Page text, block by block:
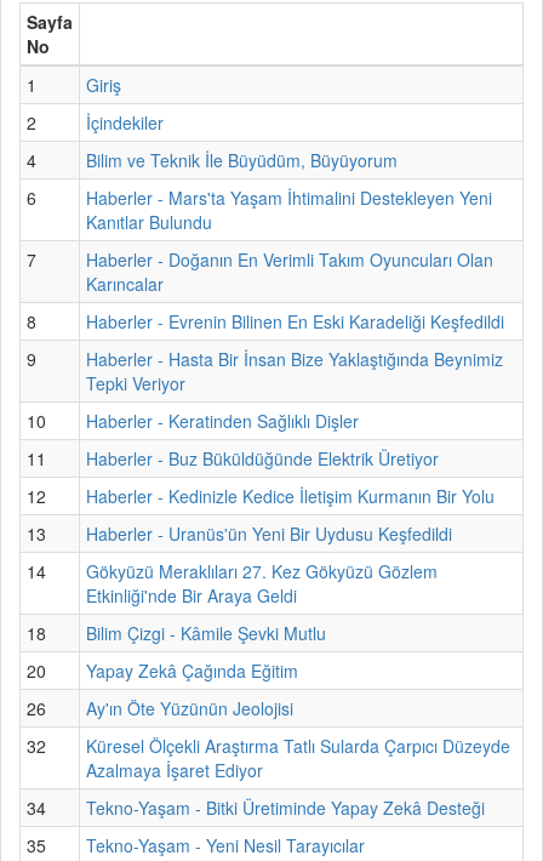
Sayfa
No
1
Giriş
2
İçindekiler
4
Bilim ve Teknik İle Büyüdüm, Büyüyorum
6
Haberler - Mars'ta Yaşam İhtimalini Destekleyen Yeni
Kanıtlar Bulundu
7
Haberler - Doğanın En Verimli Takım Oyuncuları Olan
Karıncalar
8
Haberler - Evrenin Bilinen En Eski Karadeliği Keşfedildi
9
Haberler - Hasta Bir İnsan Bize Yaklaştığında Beynimiz
Tepki Veriyor
10
Haberler - Keratinden Sağlıklı Dişler
11
Haberler - Buz Büküldüğünde Elektrik Üretiyor
12
Haberler - Kedinizle Kedice İletişim Kurmanın Bir Yolu
13
Haberler - Uranüs'ün Yeni Bir Uydusu Keşfedildi
14
Gökyüzü Meraklıları 27. Kez Gökyüzü Gözlem
Etkinliği'nde Bir Araya Geldi
18
Bilim Çizgi - Kâmile Şevki Mutlu
20
Yapay Zekâ Çağında Eğitim
26
Ay'ın Öte Yüzünün Jeolojisi
32
Küresel Ölçekli Araştırma Tatlı Sularda Çarpıcı Düzeyde
Azalmaya İşaret Ediyor
34
Tekno-Yaşam - Bitki Üretiminde Yapay Zekâ Desteği
35
Tekno-Yaşam - Yeni Nesil Tarayıcılar